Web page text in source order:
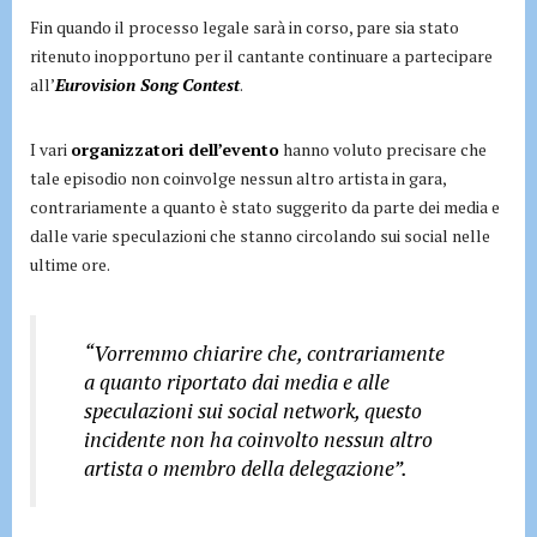
Fin quando il processo legale sarà in corso, pare sia stato
ritenuto inopportuno per il cantante continuare a partecipare
all’Eurovision Song Contest.
I vari organizzatori dell’eventohanno voluto precisare che
tale episodio non coinvolge nessun altro artista in gara,
contrariamente a quanto è stato suggerito da parte dei media e
dalle varie speculazioni che stanno circolando sui social nelle
ultime ore.
“Vorremmo chiarire che, contrariamente
a quanto riportato dai media e alle
speculazioni sui social network, questo
incidente non ha coinvolto nessun altro
artista o membro della delegazione”.